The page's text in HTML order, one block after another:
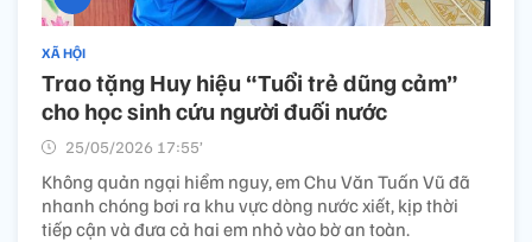
XÃ HỘI
Trao tặng Huy hiệu “Tuổi trẻ dũng cảm”
cho học sinh cứu người đuối nước
25/05/2026 17:55’
Không quản ngại hiểm nguy, em Chu Văn Tuấn Vũ đã
nhanh chóng bơi ra khu vực dòng nước xiết, kịp thời
tiếp cận và đưa cả hai em nhỏ vào bờ an toàn.